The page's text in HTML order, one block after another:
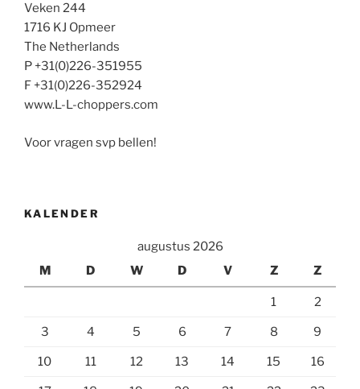
Veken 244
1716 KJ Opmeer
The Netherlands
P +31(0)226-351955
F +31(0)226-352924
www.L-L-choppers.com
Voor vragen svp bellen!
KALENDER
augustus 2026
M
D W D V Z Z
1 2
3 4 5 6 7 8 9
10 11 12 13 14 15 16